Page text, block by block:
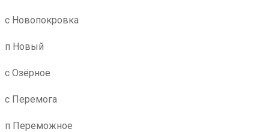
с Новопокровка
п Новый
с Озёрное
с Перемога
п Переможное